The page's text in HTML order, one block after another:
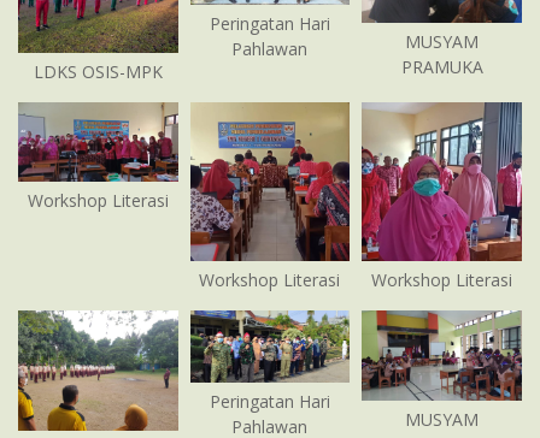
LDKS OSIS-MPK
Peringatan Hari
Pahlawan
MUSYAM
PRAMUKA
Workshop Literasi
Workshop Literasi Workshop Literasi
Peringatan Hari
Pahlawan
MUSYAM